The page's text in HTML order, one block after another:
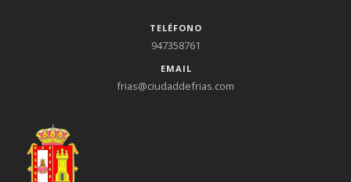
TELÉFONO
947358761
EMAIL
frias@ciudaddefrias.com